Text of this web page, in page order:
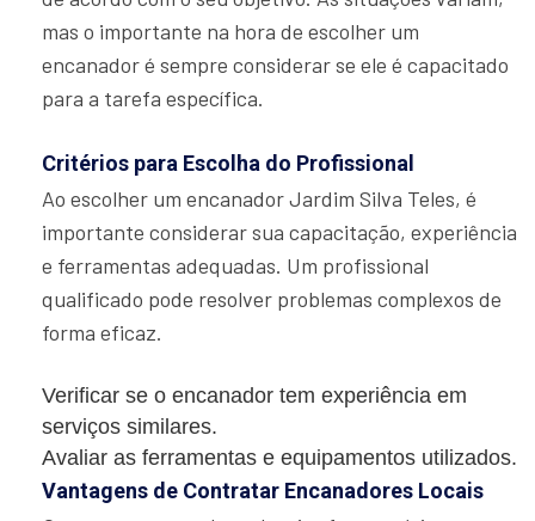
mas o importante na hora de escolher um
encanador é sempre considerar se ele é capacitado
para a tarefa específica.
Critérios para Escolha do Profissional
Ao escolher um encanador Jardim Silva Teles, é
importante considerar sua capacitação, experiência
e ferramentas adequadas. Um profissional
qualificado pode resolver problemas complexos de
forma eficaz.
Verificar se o encanador tem experiência em
serviços similares.
Avaliar as ferramentas e equipamentos utilizados.
Vantagens de Contratar Encanadores Locais